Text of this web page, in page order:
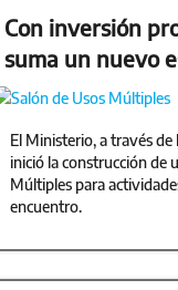
Con inversión
suma un nuevo
El Ministerio, a través
inició la construcción de
Múltiples para
encuentro.